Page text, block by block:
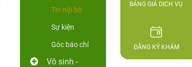
Tin nội bộ
Sự kiện
Góc báo chí
Vô sinh -
BẢNG GIÁ DỊCH VỤ
ĐĂNG KÝ KHÁM